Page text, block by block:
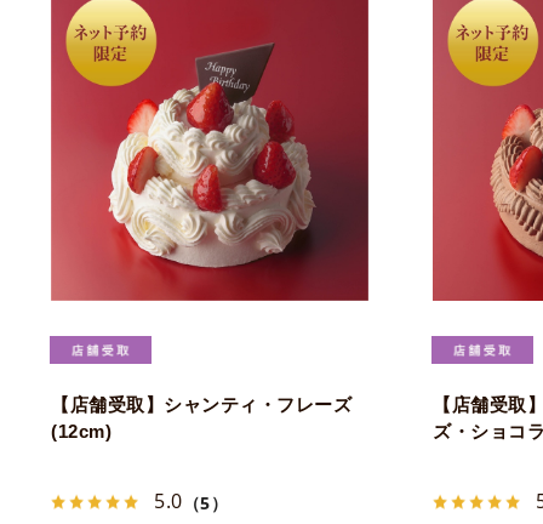
【店舗受取】シャンティ・フレーズ
(12cm)
5.0 （5）
【店舗受取
ズ・ショコ